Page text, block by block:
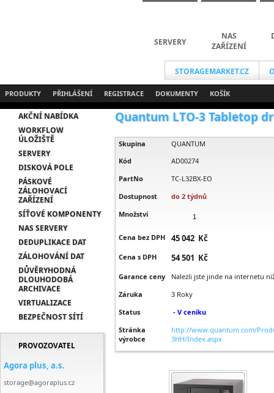
STORAGEMARKET.CZ
SERVERY
NAS
ZAŘÍZENÍ
PRODUKTY PŘIHLÁŠENÍ REGISTRACE DOKUMENTY KOŠÍK
AKČNÍ NABÍDKA
WORKFLOW
ÚLOŽIŠTĚ
SERVERY
DISKOVÁ POLE
PÁSKOVÉ
ZÁLOHOVACÍ
ZAŘÍZENÍ
SÍŤOVÉ KOMPONENTY
NAS SERVERY
DEDUPLIKACE DAT
ZÁLOHOVÁNÍ DAT
DŮVĚRYHODNÁ
DLOUHODOBÁ
ARCHIVACE
VIRTUALIZACE
BEZPEČNOST SÍTÍ
PROVOZOVATEL
Agora plus, a.s.
storage@agoraplus.cz
Quantum LTO-3 Tabletop
Skupina
QUANTUM
Kód
AD00274
PartNo
TC-L32BX-EO
Dostupnost
do 2 týdnů
Množství
Cena bez DPH 45 042 Kč
Cena s DPH 54 501 Kč
Garance ceny
Nalezli jste jinde na internetu
Záruka
3 Roky
Status
- V ceníku
Stránka
výrobce
http://www.quantum.com/
3HH/Index.aspx